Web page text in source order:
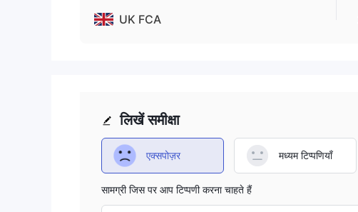
UK FCA
लिखें समीक्षा
एक्सपोज़र मध्यम टिप्पणियाँ
सामग्री जिस पर आप टिप्पणी करना चाहते हैं